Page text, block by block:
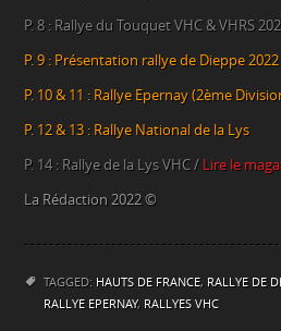
P. 8 : Rallye du Touquet VHC & VHRS
P. 9 : Présentation rallye de Dieppe 2022
P. 10 & 11 : Rallye Epernay (2ème
P. 12 & 13 : Rallye National de la Lys
P. 14 : Rallye de la Lys VHC / Lire le
La Rédaction 2022 ©
TAGGED: HAUTS DE FRANCE, RALLYE DE
RALLYE EPERNAY, RALLYES VHC